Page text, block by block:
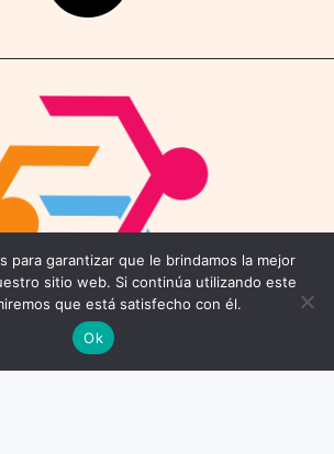
para garantizar que le brindamos la mejor
sitio web. Si continúa utilizando este
que está satisfecho con él.
Ok